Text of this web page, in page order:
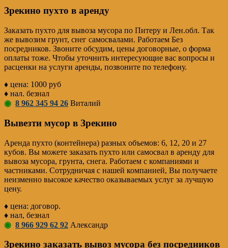
Зрекино пухто в аренду
Заказать пухто для вывоза мусора по Питеру и Лен.обл. Так
же вывозим грунт, снег самосвалами. Работаем Без
посредников. Звоните обсудим, цены договорные, о форма
оплаты тоже. Чтобы уточнить интересующие вас вопросы и
расценки на услуги аренды, позвоните по телефону.
♦ цена: 1000 руб
♦ нал. безнал
◉ 8 962 345 94 26 Виталий
Вывезти мусор в Зрекино
Аренда пухто (контейнера) разных объемов: 6, 12, 20 и 27
кубов. Вы можете заказать пухто или самосвал в аренду для
вывоза мусора, грунта, снега. Работаем с компаниями и
частниками. Сотрудничая с нашей компанией, Вы получаете
неизменно высокое качество оказываемых услуг за лучшую
цену.
♦ цена: договор.
♦ нал, безнал
◉ 8 966 929 62 92 Александр
Зрекино заказать вывоз мусора без посредников